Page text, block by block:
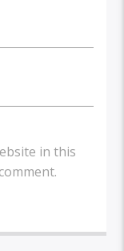
in this